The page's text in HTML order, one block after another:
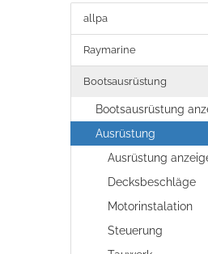
WINTERFEST MACHEN
allpa
Raymarine
Bootsausrüstung
Bootsausrüstung
Ausrüstung
Ausrüstung
Decksbeschläge
Motorinstalation
Steuerung